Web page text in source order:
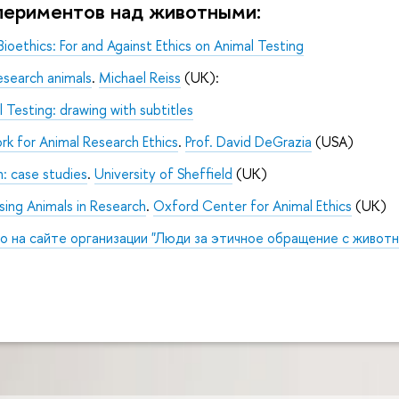
над животными:
: Forand Against Ethics on Animal Testing
animals. Michael Reiss (UK):
Testing: drawing with subtitles
for Animal Research Ethics.Prof.David DeGrazia (USA)
: case studies.University of Sheffield (UK)
Animals inResearch.Oxford Center for Animal Ethics (UK)
на сайте организации "Люди за этичное обращение с